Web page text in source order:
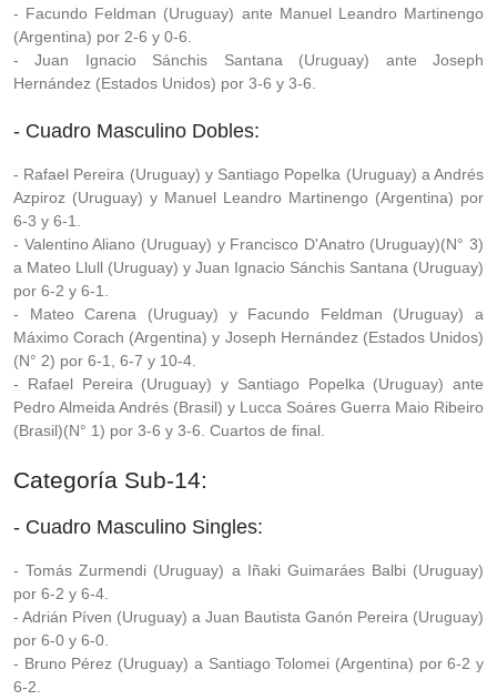
- Facundo Feldman (Uruguay) ante Manuel Leandro Martinengo
(Argentina) por 2-6 y 0-6.
- Juan Ignacio Sánchis Santana (Uruguay) ante Joseph
Hernández (Estados Unidos) por 3-6 y 3-6.
- Cuadro Masculino Dobles:
- Rafael Pereira (Uruguay) y Santiago Popelka (Uruguay) a Andrés
Azpiroz (Uruguay) y Manuel Leandro Martinengo (Argentina) por
6-3 y 6-1.
- Valentino Aliano (Uruguay) y Francisco D'Anatro (Uruguay)(N° 3)
a Mateo Llull (Uruguay) y Juan Ignacio Sánchis Santana (Uruguay)
por 6-2 y 6-1.
- Mateo Carena (Uruguay) y Facundo Feldman (Uruguay) a
Máximo Corach (Argentina) y Joseph Hernández (Estados Unidos)
(N° 2) por 6-1, 6-7 y 10-4.
- Rafael Pereira (Uruguay) y Santiago Popelka (Uruguay) ante
Pedro Almeida Andrés (Brasil) y Lucca Soáres Guerra Maio Ribeiro
(Brasil)(N° 1) por 3-6 y 3-6. Cuartos de final.
Categoría Sub-14:
- Cuadro Masculino Singles:
- Tomás Zurmendi (Uruguay) a Iñaki Guimaráes Balbi (Uruguay)
por 6-2 y 6-4.
- Adrián Píven (Uruguay) a Juan Bautista Ganón Pereira (Uruguay)
por 6-0 y 6-0.
- Bruno Pérez (Uruguay) a Santiago Tolomei (Argentina) por 6-2 y
6-2.